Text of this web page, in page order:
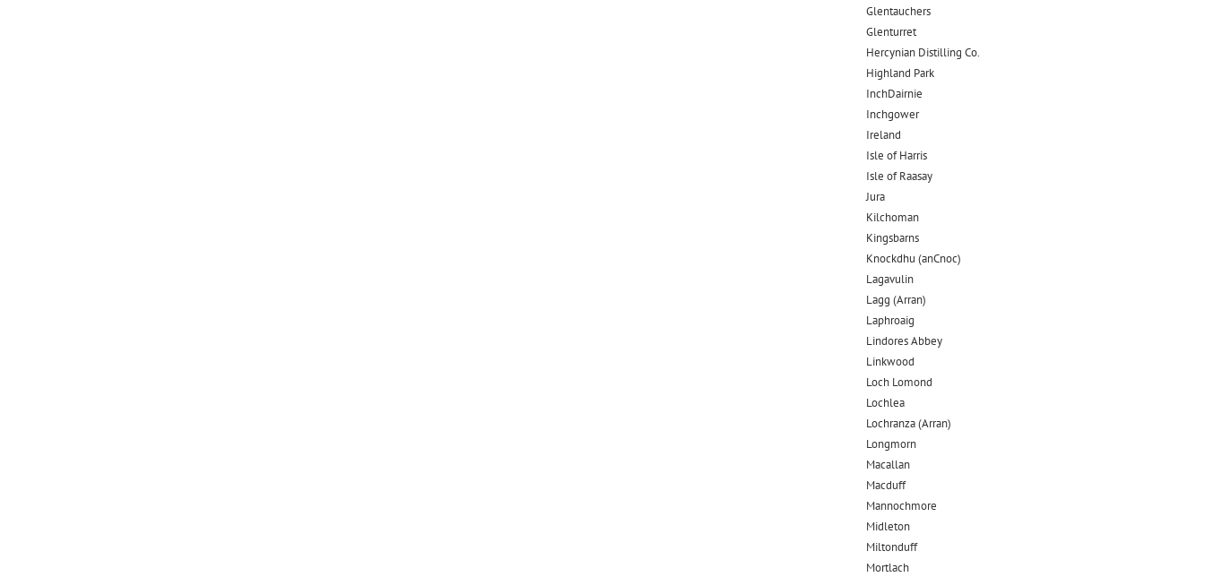
Glentauchers
Glenturret
Hercynian Distilling Co.
Highland Park
InchDairnie
Inchgower
Ireland
Isle of Harris
Isle of Raasay
Jura
Kilchoman
Kingsbarns
Knockdhu (anCnoc)
Lagavulin
Lagg (Arran)
Laphroaig
Lindores Abbey
Linkwood
Loch Lomond
Lochlea
Lochranza (Arran)
Longmorn
Macallan
Macduff
Mannochmore
Midleton
Miltonduff
Mortlach